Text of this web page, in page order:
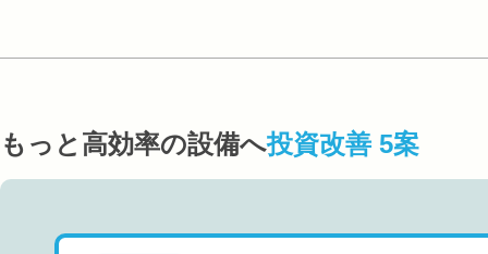
もっと高効率の設備へ投資改善 5案